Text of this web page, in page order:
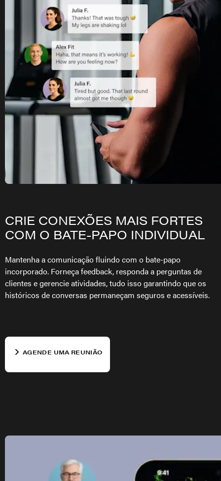
CRIE CONEXÕES MAIS FORTES
COM O BATE-PAPO INDIVIDUAL
Mantenha a comunicação fluindo com o bate-papo
incorporado. Forneça feedback, responda a perguntas de
clientes e gerencie atividades, tudo isso garantindo que os
históricos de conversas permaneçam seguros e acessíveis.
AGENDE UMA REUNIÃO